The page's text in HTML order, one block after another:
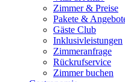
Zimmer & Preise
Pakete &
Gäste Club
Inklusivleistungen
Zimmeranfrage
Rückrufservice
Zimmer buchen